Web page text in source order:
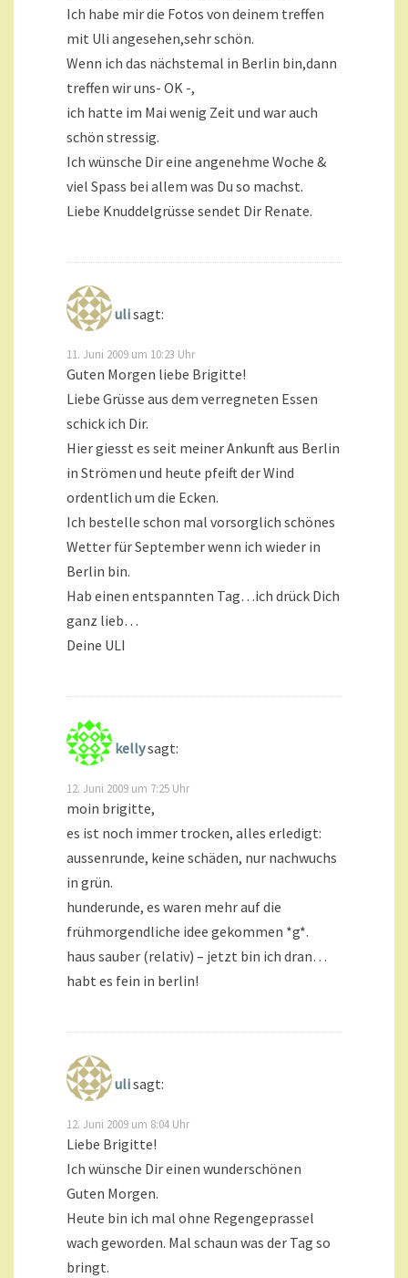
Ich habe mir die Fotos von deinem treffen
mit Uli angesehen,sehr schön.
Wenn ich das nächstemal in Berlin bin,dann
treffen wir uns- OK -,
ich hatte im Mai wenig Zeit und war auch
schön stressig.
Ich wünsche Dir eine angenehme Woche &
viel Spass bei allem was Du so machst.
Liebe Knuddelgrüsse sendet Dir Renate.
ulisagt:
11. Juni 2009 um 10:23 Uhr
Guten Morgen liebe Brigitte!
Liebe Grüsse aus dem verregneten Essen
schick ich Dir.
Hier giesst es seit meiner Ankunft aus Berlin
in Strömen und heute pfeift der Wind
ordentlich um die Ecken.
Ich bestelle schon mal vorsorglich schönes
Wetter für September wenn ich wieder in
Berlin bin.
Hab einen entspannten Tag…ich drück Dich
ganz lieb…
Deine ULI
kellysagt:
12. Juni 2009 um 7:25 Uhr
moin brigitte,
es ist noch immer trocken, alles erledigt:
aussenrunde, keine schäden, nur nachwuchs
in grün.
hunderunde, es waren mehr auf die
frühmorgendliche idee gekommen *g*.
haus sauber (relativ) – jetzt bin ich dran…
habt es fein in berlin!
ulisagt:
12. Juni 2009 um 8:04 Uhr
Liebe Brigitte!
Ich wünsche Dir einen wunderschönen
Guten Morgen.
Heute bin ich mal ohne Regengeprassel
wach geworden. Mal schaun was der Tag so
bringt.